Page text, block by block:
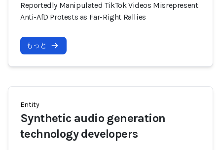
Reportedly Manipulated TikTok Videos Misrepresent
Anti-AfD Protests as Far-Right Rallies
もっと
Entity
Synthetic audio generation
technology developers